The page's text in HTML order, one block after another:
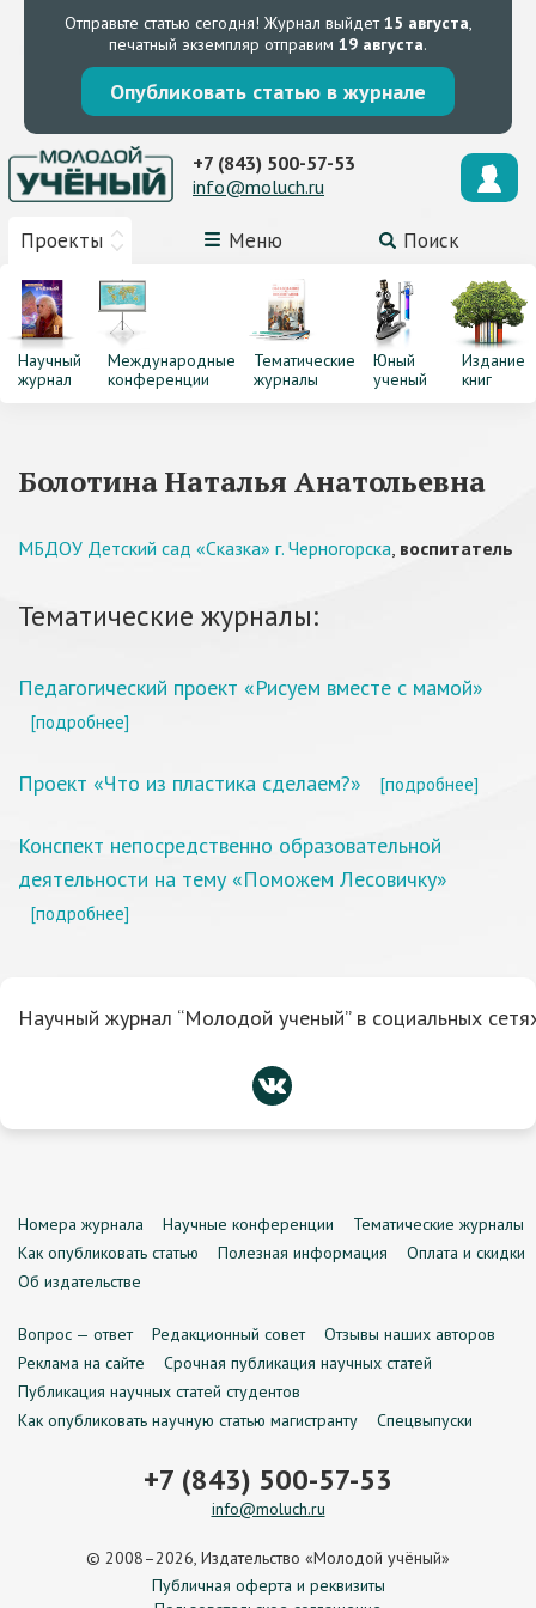
Отправьте статью сегодня! Журнал выйдет15 августа,
печатный экземпляр отправим 19 августа.
Опубликовать статью в журнале
Проекты Меню Поиск
+7 (843) 500-57-53
info@moluch.ru
Научный
журнал
Международные
конференции
Тематические
журналы
Юный
ученый
Издание
книг
Болотина Наталья Анатольевна
МБДОУ Детский сад «Сказка» г. Черногорска, воспитатель
Тематические журналы:
Педагогический проект «Рисуем вместе с мамой»
[подробнее]
Проект «Что из пластика сделаем?» [подробнее]
Конспект непосредственно образовательной
деятельности на тему «Поможем Лесовичку»
[подробнее]
Научный журнал “Молодой ученый” в социальных
Номера журнала Научные конференции
Тематические журналы
Как опубликовать статью
Полезная информация
Оплата и скидки
Об издательстве
Вопрос — ответ Редакционный совет
Отзывы наших авторов
Реклама на сайте
Срочная публикация научных статей
Публикация научных статей студентов
Как опубликовать научную статью магистранту
Спецвыпуски
+7 (843) 500-57-53
info@moluch.ru
© 2008–2026, Издательство «Молодой учёный»
Публичная оферта и реквизиты